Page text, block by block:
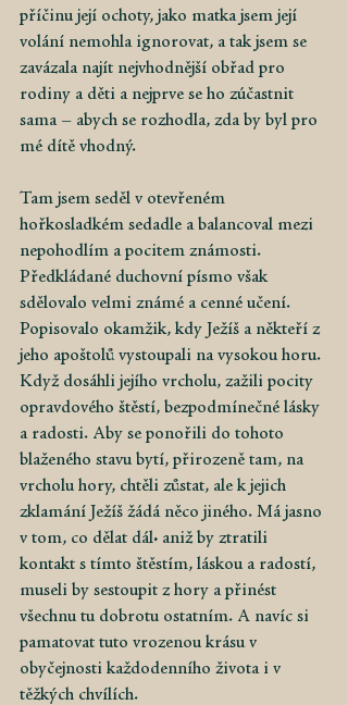
příčinu její ochoty, jako matka jsem její
volání nemohla ignorovat, a tak jsem se
zavázala najít nejvhodnější obřad pro
rodiny a děti a nejprve se ho zúčastnit
sama – abych se rozhodla, zda by byl pro
mé dítě vhodný.
Tam jsem seděl v otevřeném
hořkosladkém sedadle a balancoval mezi
nepohodlím a pocitem známosti.
Předkládané duchovní písmo však
sdělovalo velmi známé a cenné učení.
Popisovalo okamžik, kdy Ježíš a někteří z
jeho apoštolů vystoupali na vysokou horu.
Když dosáhli jejího vrcholu, zažili pocity
opravdového štěstí, bezpodmínečné lásky
a radosti. Aby se ponořili do tohoto
blaženého stavu bytí, přirozeně tam, na
vrcholu hory, chtěli zůstat, ale k jejich
zklamání Ježíš žádá něco jiného. Má jasno
v tom, co dělat dál: aniž by ztratili
kontakt s tímto štěstím, láskou a radostí,
museli by sestoupit z hory a přinést
všechnu tu dobrotu ostatním. A navíc si
pamatovat tuto vrozenou krásu v
obyčejnosti každodenního života i v
těžkých chvílích.